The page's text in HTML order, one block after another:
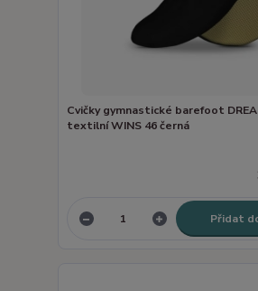
Cvičky gymnastické barefoot
textilní WINS 46 černá
Přidat